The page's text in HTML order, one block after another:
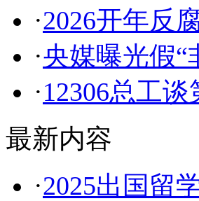
·2026开年反
·央媒曝光假“
·12306总工
最新内容
·2025出国留